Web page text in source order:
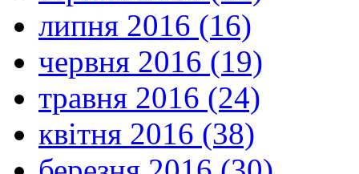
липня 2016 (16)
червня 2016 (19)
травня 2016 (24)
квітня 2016 (38)